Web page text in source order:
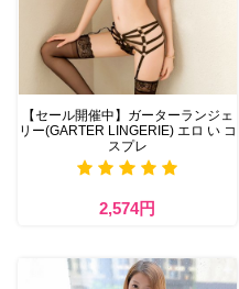
【セール開催中】ガーターランジェ
リー(GARTER LINGERIE) エロ い コ
スプレ
2,574円